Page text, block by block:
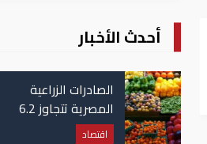
أحدث الأخبار
الصادرات الزراعية
المصرية تتجاوز 6.2
مليون طن حتى الآن
اقتصاد